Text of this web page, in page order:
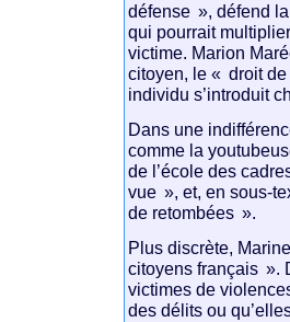
défense », défend
qui pourrait
victime. Marion
citoyen, le « droit
individu s’introduit
Dans une
comme la
de l’école des
vue », et, en sous-
de retombées ».
Plus discrète,
citoyens français ».
victimes de
des délits ou